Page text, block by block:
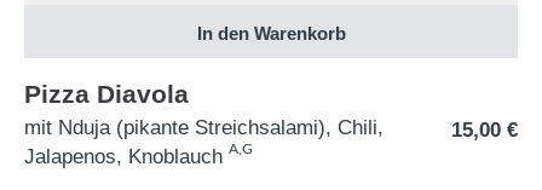
Pizza Diavola
mit Nduja (pikante Streichsalami), Chili,
Jalapenos, Knoblauch A,G
15,00 €